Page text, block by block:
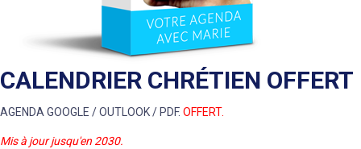
CALENDRIER CHRÉTIEN OFFERT
AGENDA GOOGLE / OUTLOOK / PDF. OFFERT.
Mis à jour jusqu'en 2030.